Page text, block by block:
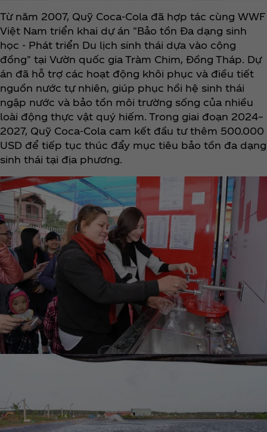
Từ năm 2007, Quỹ Coca‑Cola đã hợp tác cùng WWF
Việt Nam triển khai dự án "Bảo tồn Đa dạng sinh
học - Phát triển Du lịch sinh thái dựa vào cộng
đồng" tại Vườn quốc gia Tràm Chim, Đồng Tháp. Dự
án đã hỗ trợ các hoạt động khôi phục và điều tiết
nguồn nước tự nhiên, giúp phục hồi hệ sinh thái
ngập nước và bảo tồn môi trường sống của nhiều
loài động thực vật quý hiếm. Trong giai đoạn 2024–
2027, Quỹ Coca‑Cola cam kết đầu tư thêm 500.000
USD để tiếp tục thúc đẩy mục tiêu bảo tồn đa dạng
sinh thái tại địa phương.